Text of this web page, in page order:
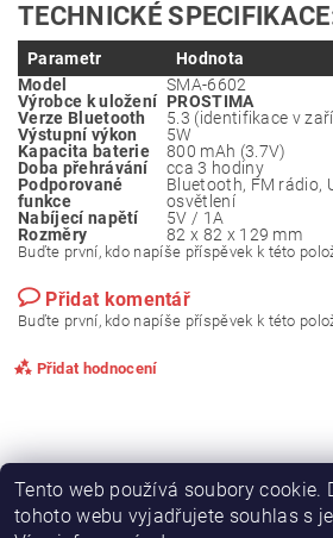
TECHNICKÉ
Parametr
Hodnota
Model
SMA-6602
Výrobce k uložení PROSTIMA
Verze Bluetooth
5.3 (identifikace v
Výstupní výkon
5W
Kapacita baterie
800 mAh (3.7V)
Doba přehrávání
cca 3 hodiny
Podporované
funkce
Bluetooth, FM rádio,
osvětlení
Nabíjecí napětí
5V / 1A
Rozměry
82 x 82 x 129 mm
Buďte první, kdo napíše příspěvek k této
Přidat komentář
Buďte první, kdo napíše příspěvek k této
Přidat hodnocení
Tento web používá soubory cookie.
tohoto webu vyjadřujete souhlas s